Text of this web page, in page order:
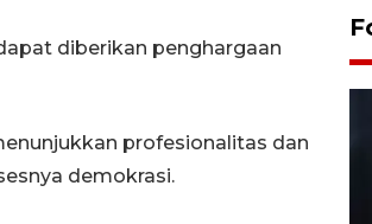
diberikan penghargaan
profesionalitas dan
demokrasi.